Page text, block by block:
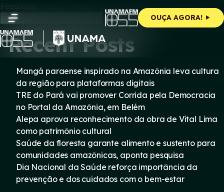
content
OUÇA AGORA!
Pesquisar
Pesquisar
Recent Posts
Mangá paraense inspirado na Amazônia leva cultura
da região para plataformas digitais
TRE do Pará vai promover Corrida pela Democracia
no Portal da Amazônia, em Belém
Alepa aprova reconhecimento da obra de Vital Lima
como patrimônio cultural
Saúde da floresta garante alimento e sustento para
comunidades amazônicas, aponta pesquisa
Dia Nacional da Saúde reforça importância da
prevenção e dos cuidados com o bem-estar